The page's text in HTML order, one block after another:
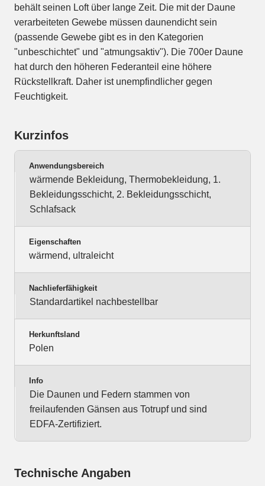
behält seinen Loft über lange Zeit. Die mit der Daune
verarbeiteten Gewebe müssen daunendicht sein
(passende Gewebe gibt es in den Kategorien
"unbeschichtet" und "atmungsaktiv"). Die 700er Daune
hat durch den höheren Federanteil eine höhere
Rückstellkraft. Daher ist unempfindlicher gegen
Feuchtigkeit.
Kurzinfos
Anwendungsbereich
wärmende Bekleidung, Thermobekleidung, 1.
Bekleidungsschicht, 2. Bekleidungsschicht,
Schlafsack
Eigenschaften
wärmend, ultraleicht
Nachlieferfähigkeit
Standardartikel nachbestellbar
Herkunftsland
Polen
Info
Die Daunen und Federn stammen von
freilaufenden Gänsen aus Totrupf und sind
EDFA-Zertifiziert.
Technische Angaben